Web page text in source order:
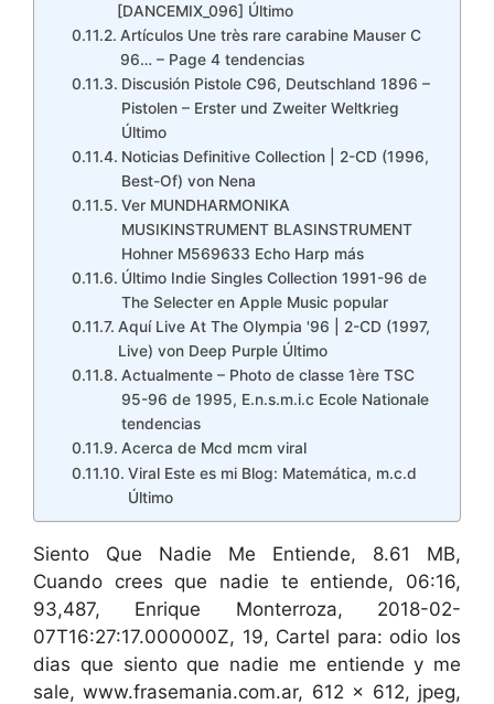
[DANCEMIX_096] Último
Artículos Une très rare carabine Mauser C
96… – Page 4 tendencias
Discusión Pistole C96, Deutschland 1896 –
Pistolen – Erster und Zweiter Weltkrieg
Último
Noticias Definitive Collection | 2-CD (1996,
Best-Of) von Nena
Ver MUNDHARMONIKA
MUSIKINSTRUMENT BLASINSTRUMENT
Hohner M569633 Echo Harp más
Último ‎Indie Singles Collection 1991-96 de
The Selecter en Apple Music popular
Aquí Live At The Olympia '96 | 2-CD (1997,
Live) von Deep Purple Último
Actualmente – Photo de classe 1ère TSC
95-96 de 1995, E.n.s.m.i.c Ecole Nationale
tendencias
Acerca de Mcd mcm viral
Viral Este es mi Blog: Matemática, m.c.d
Último
Siento Que Nadie Me Entiende, 8.61 MB,
Cuando crees que nadie te entiende, 06:16,
93,487, Enrique Monterroza, 2018-02-
07T16:27:17.000000Z, 19, Cartel para: odio los
dias que siento que nadie me entiende y me
sale, www.frasemania.com.ar, 612 x 612, jpeg,